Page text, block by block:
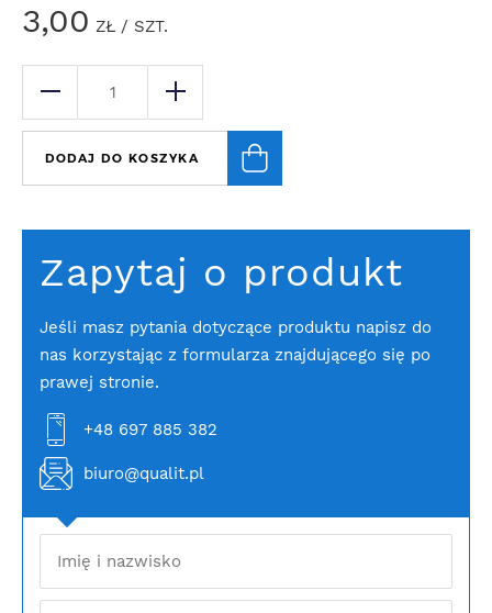
3,00 ZŁ / SZT.
DODAJ DO KOSZYKA
Zapytaj o produkt
Jeśli masz pytania dotyczące produktu napisz do
nas korzystając z formularza znajdującego się po
prawej stronie.
+48 697 885 382
biuro@qualit.pl